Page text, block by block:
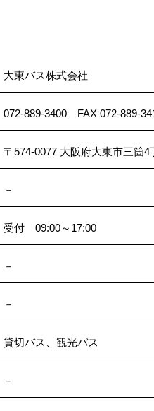
大東バス株式会社
072-889-3400 FAX 072-889-
〒574-0077 大阪府大東市三箇4
－
受付 09:00～17:00
－
－
貸切バス、観光バス
－